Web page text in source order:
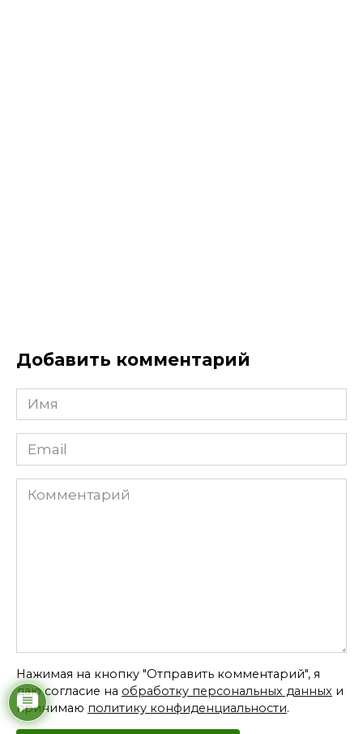
Добавить комментарий
Имя
*
Email
*
Комментарий
Нажимая на кнопку "Отправить комментарий", я
даю согласие на обработку персональных данных и
принимаю политику конфиденциальности.